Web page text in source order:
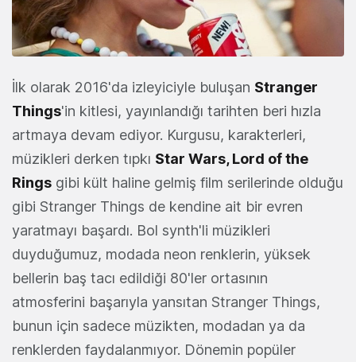
İlk olarak 2016'da izleyiciyle buluşan Stranger
Things'in kitlesi, yayınlandığı tarihten beri hızla
artmaya devam ediyor. Kurgusu, karakterleri,
müzikleri derken tıpkı Star Wars, Lord of the
Rings gibi kült haline gelmiş film serilerinde olduğu
gibi Stranger Things de kendine ait bir evren
yaratmayı başardı. Bol synth'li müzikleri
duyduğumuz, modada neon renklerin, yüksek
bellerin baş tacı edildiği 80'ler ortasının
atmosferini başarıyla yansıtan Stranger Things,
bunun için sadece müzikten, modadan ya da
renklerden faydalanmıyor. Dönemin popüler